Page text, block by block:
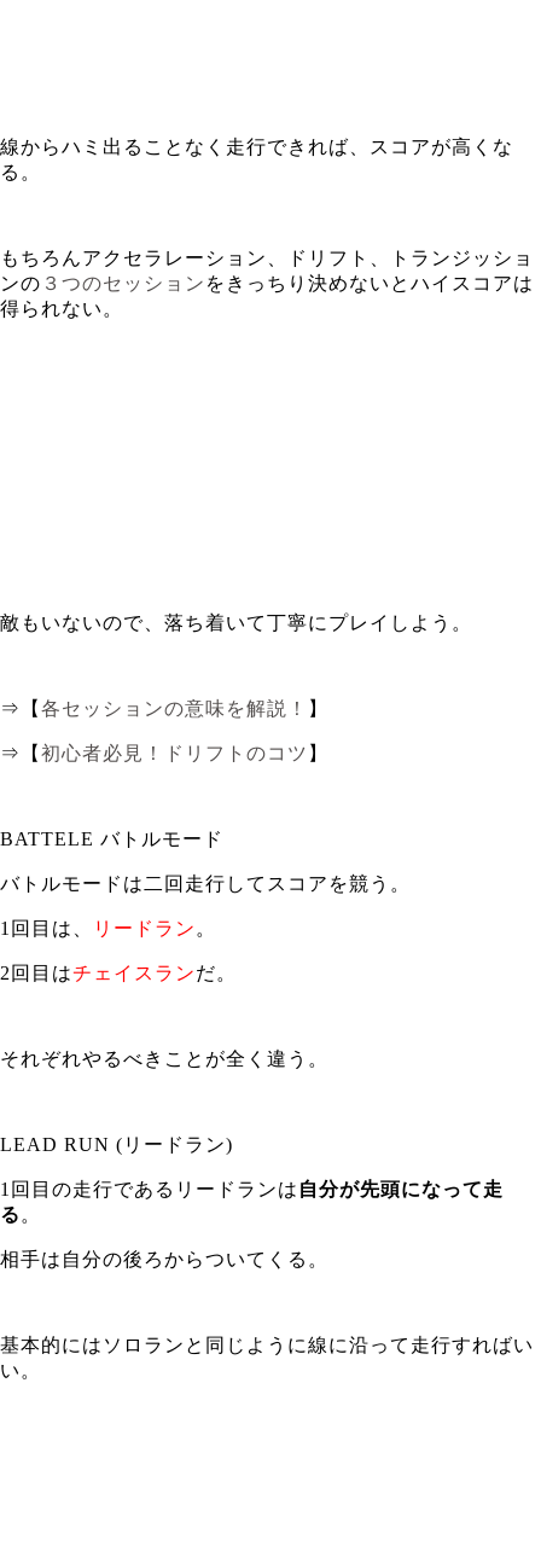
線からハミ出ることなく走行できれば、スコアが高くな
る。
もちろんアクセラレーション、ドリフト、トランジッショ
ンの ３つのセッション をきっちり決めないとハイスコアは
得られない。
敵もいないので、落ち着いて丁寧にプレイしよう。
⇒【 各セッションの意味を解説！ 】
⇒【 初心者必見！ドリフトのコツ 】
BATTELE バトルモード
バトルモードは二回走行してスコアを競う。
1回目は、 リードラン 。
2回目はチェイスランだ。
それぞれやるべきことが全く違う。
LEAD RUN (リードラン)
1回目の走行であるリードランは 自分が先頭になって走
る 。
相手は自分の後ろからついてくる。
基本的にはソロランと同じように線に沿って走行すればい
い。